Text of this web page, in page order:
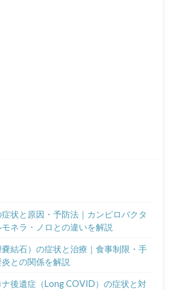
状と原因・予防法｜カンピロバクタ
ネラ・ノロとの違いを解説
嚢結石）の症状と治療｜食事制限・手
との関係を解説
ナ後遺症（Long COVID）の症状と対